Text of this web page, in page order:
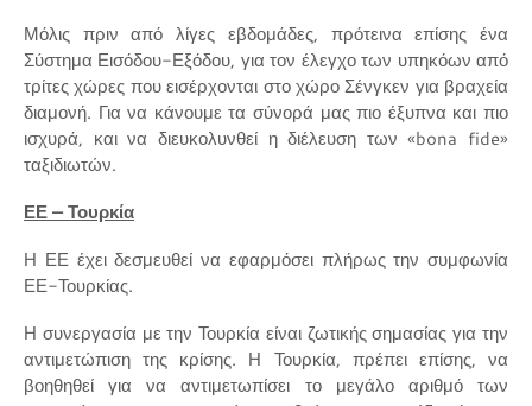
Μόλις πριν από λίγες εβδομάδες, πρότεινα επίσης ένα
Σύστημα Εισόδου-Εξόδου, για τον έλεγχο των υπηκόων από
τρίτες χώρες που εισέρχονται στο χώρο Σένγκεν για βραχεία
διαμονή. Για να κάνουμε τα σύνορά μας πιο έξυπνα και πιο
ισχυρά, και να διευκολυνθεί η διέλευση των «bona fide»
ταξιδιωτών.
ΕΕ – Τουρκία
Η ΕΕ έχει δεσμευθεί να εφαρμόσει πλήρως την συμφωνία
ΕΕ-Τουρκίας.
Η συνεργασία με την Τουρκία είναι ζωτικής σημασίας για την
αντιμετώπιση της κρίσης. Η Τουρκία, πρέπει επίσης, να
βοηθηθεί για να αντιμετωπίσει το μεγάλο αριθμό των